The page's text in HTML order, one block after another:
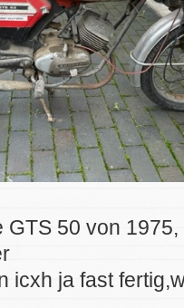
GTS 50 von
icxh ja fast